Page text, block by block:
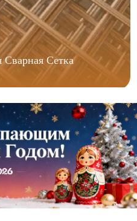
Сварная Сетка